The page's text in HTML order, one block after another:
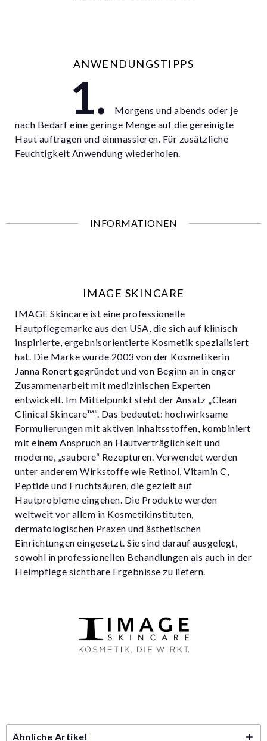
ANWENDUNGSTIPPS
Morgens und abends oder je
nach Bedarf eine geringe Menge auf die gereinigte
Haut auftragen und einmassieren. Für zusätzliche
Feuchtigkeit Anwendung wiederholen.
INFORMATIONEN
IMAGE SKINCARE
IMAGE Skincare ist eine professionelle
Hautpflegemarke aus den USA, die sich auf klinisch
inspirierte, ergebnisorientierte Kosmetik spezialisiert
hat. Die Marke wurde 2003 von der Kosmetikerin
Janna Ronert gegründet und von Beginn an in enger
Zusammenarbeit mit medizinischen Experten
entwickelt. Im Mittelpunkt steht der Ansatz „Clean
Clinical Skincare™“. Das bedeutet: hochwirksame
Formulierungen mit aktiven Inhaltsstoffen, kombiniert
mit einem Anspruch an Hautverträglichkeit und
moderne, „saubere“ Rezepturen. Verwendet werden
unter anderem Wirkstoffe wie Retinol, Vitamin C,
Peptide und Fruchtsäuren, die gezielt auf
Hautprobleme eingehen. Die Produkte werden
weltweit vor allem in Kosmetikinstituten,
dermatologischen Praxen und ästhetischen
Einrichtungen eingesetzt. Sie sind darauf ausgelegt,
sowohl in professionellen Behandlungen als auch in der
Heimpflege sichtbare Ergebnisse zu liefern.
Ähnliche Artikel